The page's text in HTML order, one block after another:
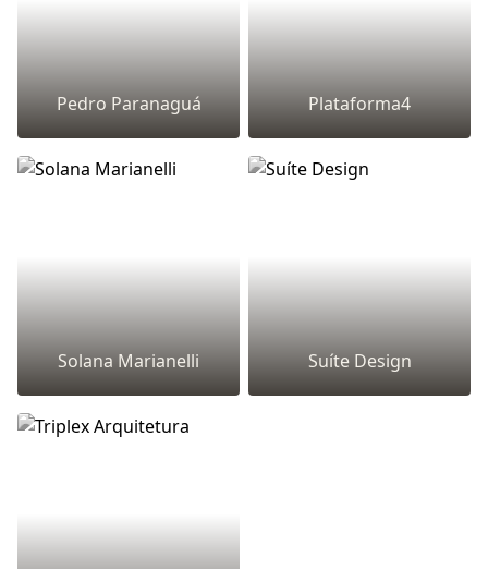
Pedro Paranaguá Plataforma4
Solana Marianelli Suíte Design